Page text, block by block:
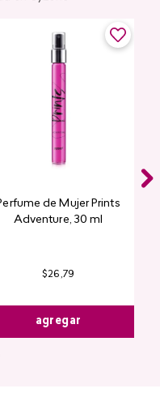
de Mujer Prints
Adventure, 30 ml
$26,79
agregar